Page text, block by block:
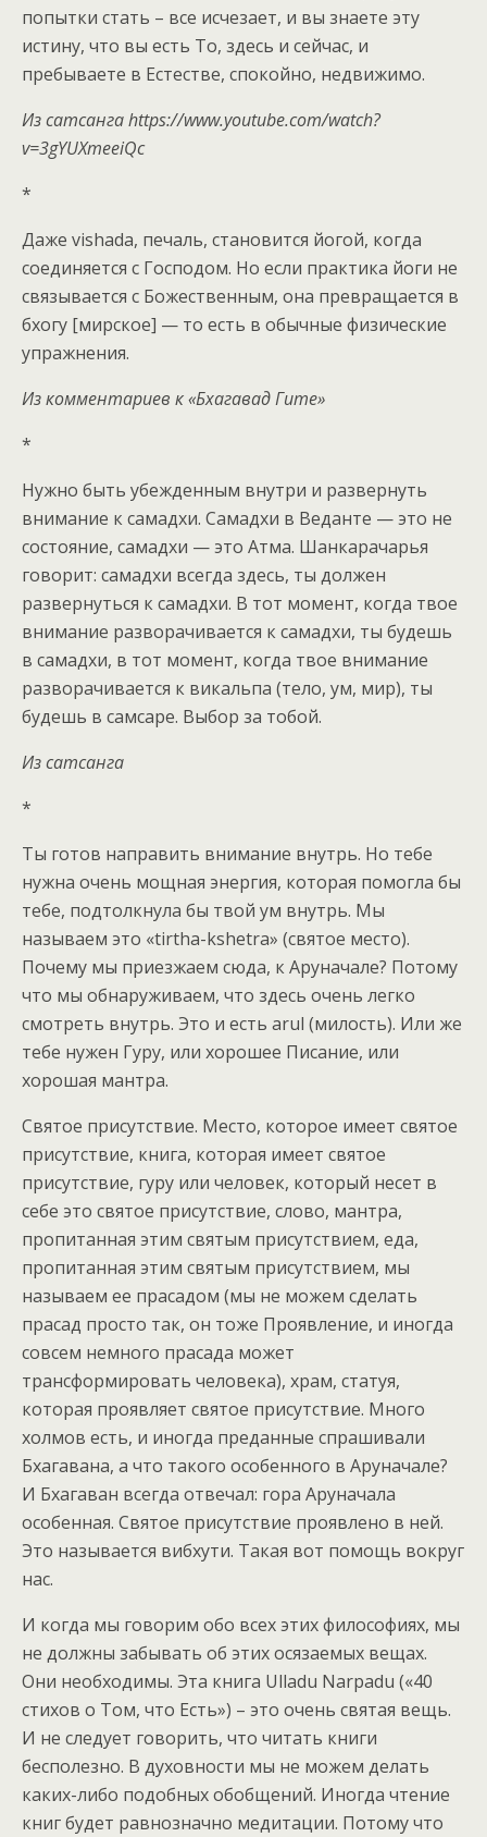
попытки стать – все исчезает, и вы знаете эту
истину, что вы есть То, здесь и сейчас, и
пребываете в Естестве, спокойно, недвижимо.
Из сатсанга https://www.youtube.com/watch?
v=3gYUXmeeiQc
*
Даже vishada, печаль, становится йогой, когда
соединяется с Господом. Но если практика йоги не
связывается с Божественным, она превращается в
бхогу [мирское] — то есть в обычные физические
упражнения.
Из комментариев к «Бхагавад Гите»
*
Нужно быть убежденным внутри и развернуть
внимание к самадхи. Самадхи в Веданте — это не
состояние, самадхи — это Атма. Шанкарачарья
говорит: самадхи всегда здесь, ты должен
развернуться к самадхи. В тот момент, когда твое
внимание разворачивается к самадхи, ты будешь
в самадхи, в тот момент, когда твое внимание
разворачивается к викальпа (тело, ум, мир), ты
будешь в самсаре. Выбор за тобой.
Из сатсанга
*
Ты готов направить внимание внутрь. Но тебе
нужна очень мощная энергия, которая помогла бы
тебе, подтолкнула бы твой ум внутрь. Мы
называем это «tirtha-kshetra» (святое место).
Почему мы приезжаем сюда, к Аруначале? Потому
что мы обнаруживаем, что здесь очень легко
смотреть внутрь. Это и есть arul (милость). Или же
тебе нужен Гуру, или хорошее Писание, или
хорошая мантра.
Святое присутствие. Место, которое имеет святое
присутствие, книга, которая имеет святое
присутствие, гуру или человек, который несет в
себе это святое присутствие, слово, мантра,
пропитанная этим святым присутствием, еда,
пропитанная этим святым присутствием, мы
называем ее прасадом (мы не можем сделать
прасад просто так, он тоже Проявление, и иногда
совсем немного прасада может
трансформировать человека), храм, статуя,
которая проявляет святое присутствие. Много
холмов есть, и иногда преданные спрашивали
Бхагавана, а что такого особенного в Аруначале?
И Бхагаван всегда отвечал: гора Аруначала
особенная. Святое присутствие проявлено в ней.
Это называется вибхути. Такая вот помощь вокруг
нас.
И когда мы говорим обо всех этих философиях, мы
не должны забывать об этих осязаемых вещах.
Они необходимы. Эта книга Ulladu Narpadu («40
стихов о Том, что Есть») – это очень святая вещь.
И не следует говорить, что читать книги
бесполезно. В духовности мы не можем делать
каких-либо подобных обобщений. Иногда чтение
книг будет равнозначно медитации. Потому что